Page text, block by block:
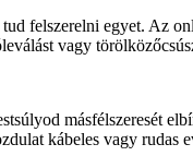
felszerelni egyet. Az
vagy
másfélszeresét
kábeles vagy rudas